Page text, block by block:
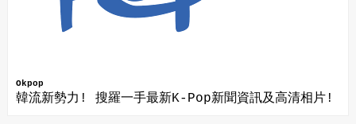
Okpop
韓流新勢力! 搜羅一手最新K-Pop新聞資訊及高清相片!